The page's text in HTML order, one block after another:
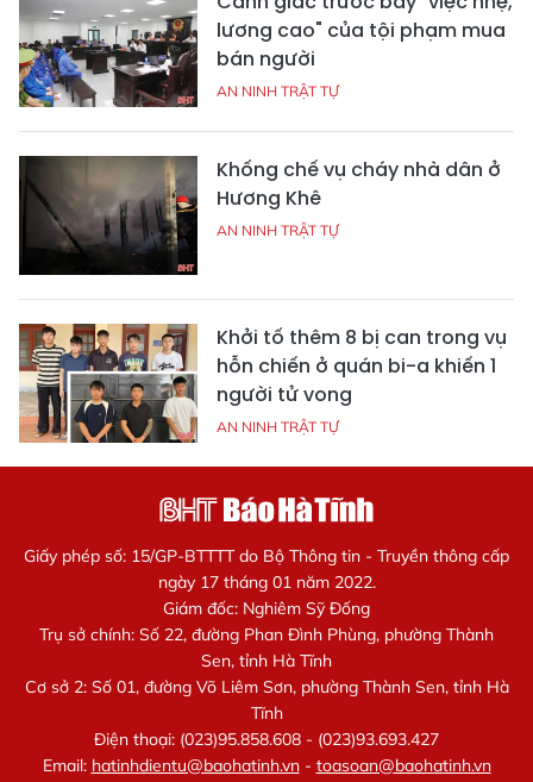
lương cao" của tội phạm mua
bán người
AN NINH TRẬT TỰ
Khống chế vụ cháy nhà dân ở
Hương Khê
AN NINH TRẬT TỰ
Khởi tố thêm 8 bị can trong vụ
hỗn chiến ở quán bi-a khiến 1
người tử vong
AN NINH TRẬT TỰ
Giấy phép số: 15/GP-BTTTT do Bộ Thông tin - Truyền thông cấp
ngày 17 tháng 01 năm 2022.
Giám đốc: Nghiêm Sỹ Đống
Trụ sở chính: Số 22, đường Phan Đình Phùng, phường Thành
Sen, tỉnh Hà Tĩnh
Cơ sở 2: Số 01, đường Võ Liêm Sơn, phường Thành Sen, tỉnh Hà
Tĩnh
Điện thoại: (023)95.858.608 - (023)93.693.427
Email: hatinhdientu@baohatinh.vn- toasoan@baohatinh.vn